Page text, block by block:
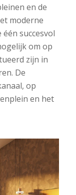
en de
moderne
succesvol
om op
zijn in
De
op
en het